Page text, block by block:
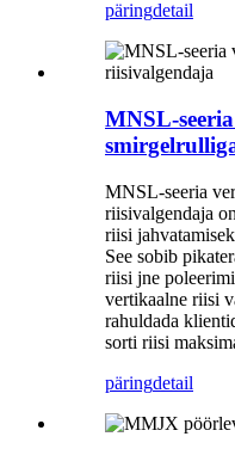
päringdetail
MNSL-
MNSL-seeria
riisivalgendaja
riisi
See sobib
riisi jne
vertikaalne riisi
rahuldada
sorti riisi
päringdetail